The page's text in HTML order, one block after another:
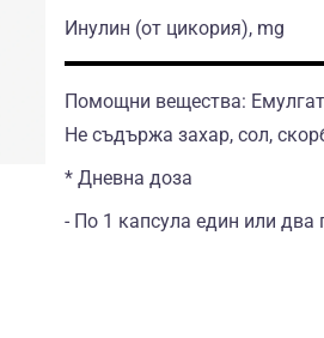
Инулин (от цикория), mg
Помощни вещества:
Не съдържа захар, сол,
* Дневна доза
- По 1 капсула един или два